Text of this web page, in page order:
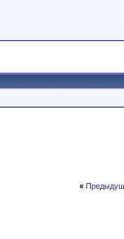
«